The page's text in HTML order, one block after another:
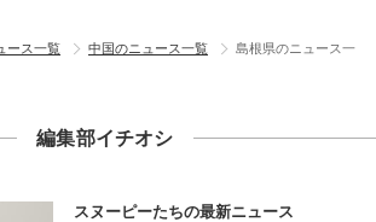
ース一覧 中国のニュース一覧
島根県のニュース一
編集部イチオシ
スヌーピーたちの最新ニュース